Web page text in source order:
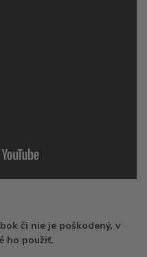
či nie je poškodený, v
ho použiť.